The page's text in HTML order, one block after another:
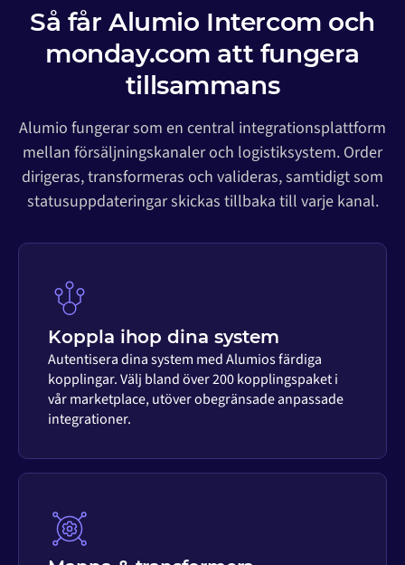
Så får Alumio Intercom och
monday.com att fungera
tillsammans
Alumio fungerar som en central integrationsplattform
mellan försäljningskanaler och logistiksystem. Order
dirigeras, transformeras och valideras, samtidigt som
statusuppdateringar skickas tillbaka till varje kanal.
Koppla ihop dina system
Autentisera dina system med Alumios färdiga
kopplingar. Välj bland över 200 kopplingspaket i
vår marketplace, utöver obegränsade anpassade
integrationer.